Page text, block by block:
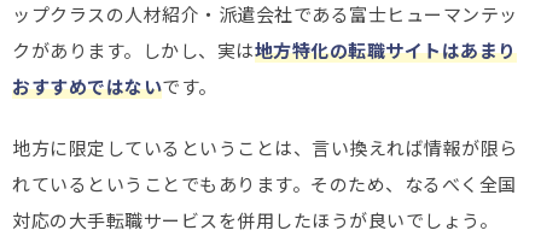
ップクラスの人材紹介・派遣会社である富士ヒューマンテッ
クがあります。しかし、実は地方特化の転職サイトはあまり
おすすめではないです。
地方に限定しているということは、言い換えれば情報が限ら
れているということでもあります。そのため、なるべく全国
対応の大手転職サービスを併用したほうが良いでしょう。